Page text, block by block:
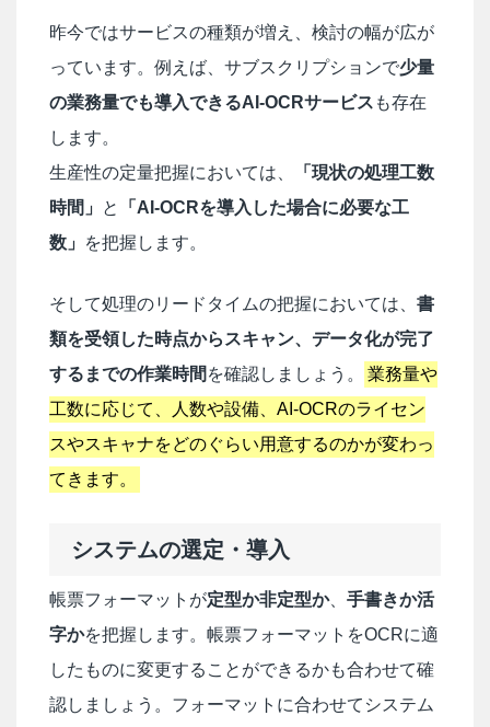
昨今ではサービスの種類が増え、検討の幅が広が
っています。例えば、サブスクリプションで少量
の業務量でも導入できるAI-OCRサービス も存在
します。
生産性の定量把握においては、
「現状の処理工数
時間」 と
「AI-OCRを導入した場合に必要な工
数」 を把握します。
そして処理のリードタイムの把握においては、 書
類を受領した時点からスキャン、データ化が完了
するまでの作業時間 を確認しましょう。
業務量や
工数に応じて、人数や設備、AI-OCRのライセン
スやスキャナをどのぐらい用意するのかが変わっ
てきます。
システムの選定・導入
帳票フォーマットが定型か非定型か、 手書きか活
字かを把握します。帳票フォーマットをOCRに適
したものに変更することができるかも合わせて確
認しましょう。フォーマットに合わせてシステム